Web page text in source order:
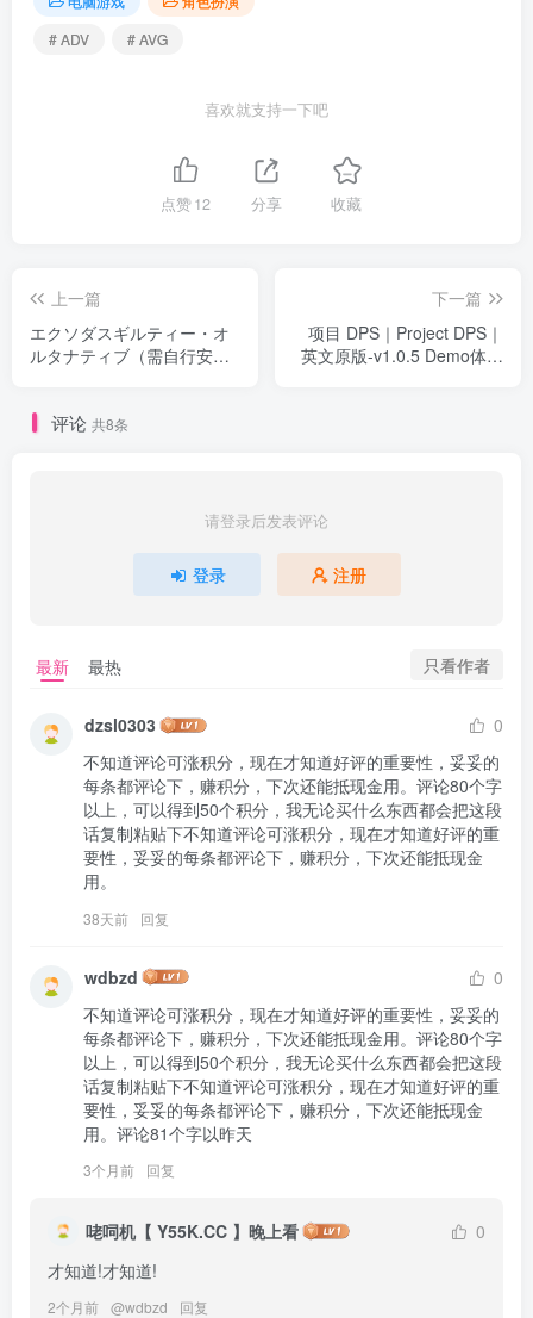
# ADV
# AVG
喜欢就支持一下吧
点赞12 分享 收藏
上一篇
エクソダスギルティー・オ
ルタナティブ（需自行安
下一篇
项目 DPS｜Project DPS｜
英文原版-v1.0.5 Demo体验
评论 共8条
请登录后发表评论
登录 注册
最新 最热 只看作者
dzsl0303
0
不知道评论可涨积分，现在才知道好评的重要性，妥妥的
每条都评论下，赚积分，下次还能抵现金用。评论80个字
以上，可以得到50个积分，我无论买什么东西都会把这段
话复制粘贴下不知道评论可涨积分，现在才知道好评的重
要性，妥妥的每条都评论下，赚积分，下次还能抵现金
用。
38天前 回复
wdbzd
0
不知道评论可涨积分，现在才知道好评的重要性，妥妥的
每条都评论下，赚积分，下次还能抵现金用。评论80个字
以上，可以得到50个积分，我无论买什么东西都会把这段
话复制粘贴下不知道评论可涨积分，现在才知道好评的重
要性，妥妥的每条都评论下，赚积分，下次还能抵现金
用。评论81个字以昨天
3个月前 回复
咾呞机【 Y55K.CC 】晚上看
0
才知道!才知道!
2个月前 @wdbzd 回复